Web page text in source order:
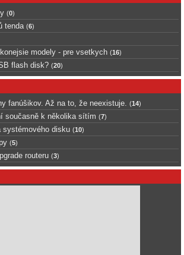
(0)
tenda (6)
modely - pre vsetkych (16)
flash disk? (20)
fanúšikov. Až na to, že neexistuje. (14)
současně k několika sítím (7)
systémového disku (10)
(5)
routeru (3)